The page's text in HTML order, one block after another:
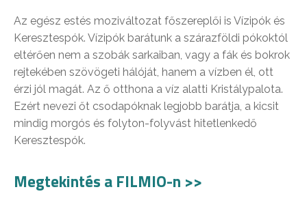
Az egész estés moziváltozat főszereplői is Vízipók és
Keresztespók. Vízipók barátunk a szárazföldi pókoktól
eltérően nem a szobák sarkaiban, vagy a fák és bokrok
rejtekében szövögeti hálóját, hanem a vízben él, ott
érzi jól magát. Az ő otthona a víz alatti Kristálypalota.
Ezért nevezi őt csodapóknak legjobb barátja, a kicsit
mindig morgós és folyton-folyvást hitetlenkedő
Keresztespók.
Megtekintés a FILMIO-n >>